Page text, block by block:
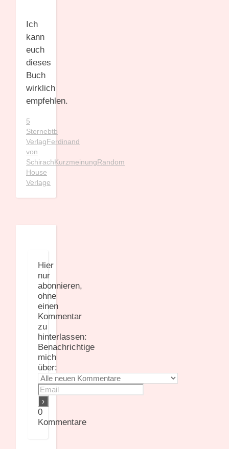
Ich
kann
euch
dieses
Buch
wirklich
empfehlen.
5
Sternebtb
VerlagFerdinand
von
SchirachKurzmeinungRandom
House
Verlage
Hier
nur
abonnieren,
ohne
einen
Kommentar
zu
hinterlassen:
Benachrichtige
mich
über:
0
Kommentare